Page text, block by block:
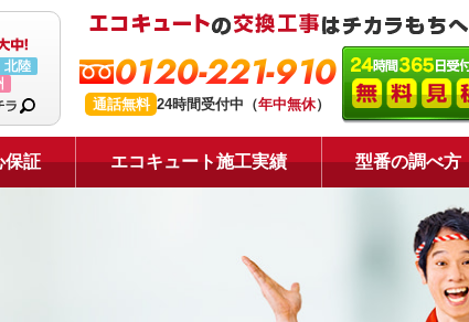
北陸
0120-221-910
通話無料 24時間受付中（年中無休）
保証 エコキュート施工実績 型番の調べ方